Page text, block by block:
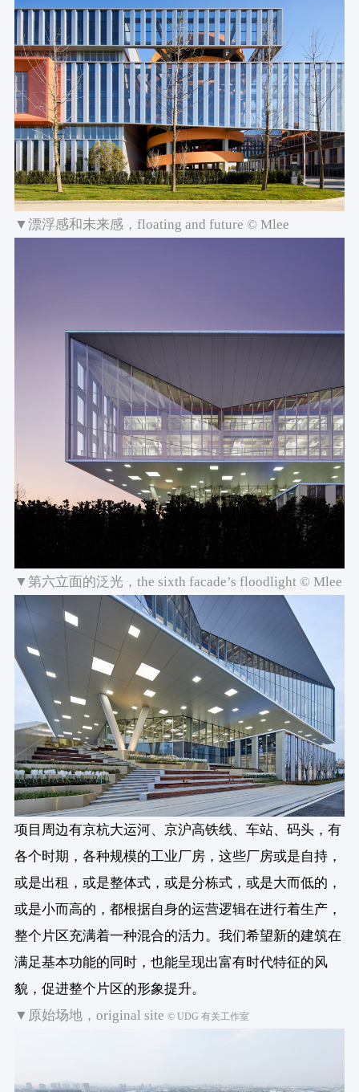
▼漂浮感和未来感，floating and future © Mlee
▼第六立面的泛光，the sixth facade’s floodlight © Mlee
项目周边有京杭大运河、京沪高铁线、车站、码头，有
各个时期，各种规模的工业厂房，这些厂房或是自持，
或是出租，或是整体式，或是分栋式，或是大而低的，
或是小而高的，都根据自身的运营逻辑在进行着生产，
整个片区充满着一种混合的活力。我们希望新的建筑在
满足基本功能的同时，也能呈现出富有时代特征的风
貌，促进整个片区的形象提升。
▼原始场地，original site © UDG 有关工作室